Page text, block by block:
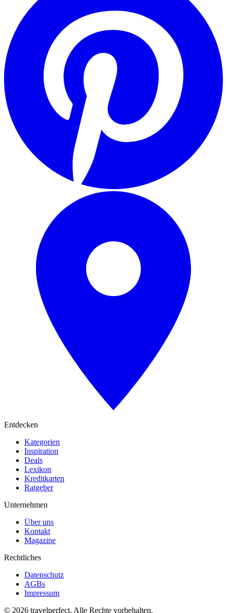
Entdecken
Kategorien
Inspiration
Deals
Lexikon
Kreditkarten
Ratgeber
Unternehmen
Über uns
Kontakt
Magazine
Rechtliches
Datenschutz
AGBs
Impressum
© 2026 travelperfect. Alle Rechte vorbehalten.